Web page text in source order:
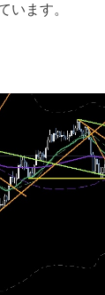
います。